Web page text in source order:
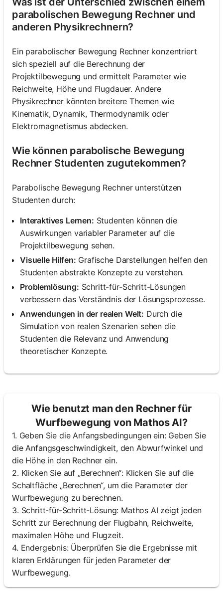
parabolischen Bewegung Rechner und
anderen Physikrechnern?
Ein parabolischer Bewegung Rechner konzentriert
sich speziell auf die Berechnung der
Projektilbewegung und ermittelt Parameter wie
Reichweite, Höhe und Flugdauer. Andere
Physikrechner könnten breitere Themen wie
Kinematik, Dynamik, Thermodynamik oder
Elektromagnetismus abdecken.
Wie können parabolische Bewegung
Rechner Studenten zugutekommen?
Parabolische Bewegung Rechner unterstützen
Studenten durch:
Interaktives Lernen: Studenten können die
Auswirkungen variabler Parameter auf die
Projektilbewegung sehen.
Visuelle Hilfen: Grafische Darstellungen helfen den
Studenten abstrakte Konzepte zu verstehen.
Problemlösung: Schritt-für-Schritt-Lösungen
verbessern das Verständnis der Lösungsprozesse.
Anwendungen in der realen Welt: Durch die
Simulation von realen Szenarien sehen die
Studenten die Relevanz und Anwendung
theoretischer Konzepte.
Wie benutzt man den Rechner für
Wurfbewegung von Mathos AI?
1. Geben Sie die Anfangsbedingungen ein: Geben Sie
die Anfangsgeschwindigkeit, den Abwurfwinkel und
die Höhe in den Rechner ein.
2. Klicken Sie auf „Berechnen“: Klicken Sie auf die
Schaltfläche „Berechnen“, um die Parameter der
Wurfbewegung zu berechnen.
3. Schritt-für-Schritt-Lösung: Mathos AI zeigt jeden
Schritt zur Berechnung der Flugbahn, Reichweite,
maximalen Höhe und Flugzeit.
4. Endergebnis: Überprüfen Sie die Ergebnisse mit
klaren Erklärungen für jeden Parameter der
Wurfbewegung.